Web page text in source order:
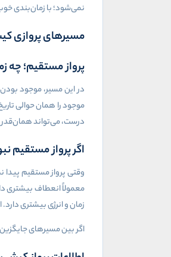
نمی‌شود؛ با زمان‌بندی
مسیرهای پروازی
پرواز مستقیم؛
در این مسیر، موجود
موجود را همان حوالی
درست، می‌تواند
اگر پرواز مستقیم
وقتی پرواز مستقیم
معمولاً انعطاف بیشتری
زمان و انرژی بیشتری
اگر بین مسیرهای